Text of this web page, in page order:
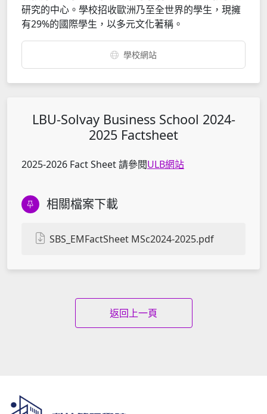
研究的中心。學校招收歐洲乃至全世界的學生，現擁
有29%的國際學生，以多元文化著稱。
學校網站
LBU-Solvay Business School 2024-
2025 Factsheet
2025-2026 Fact Sheet 請參閱ULB網站
相關檔案下載
SBS_EMFactSheet MSc2024-2025.pdf
返回上一頁